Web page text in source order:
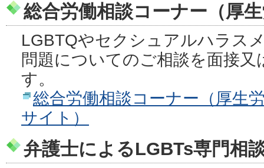
総合労働相談コーナー（厚
LGBTQやセクシュアルハラス
問題についてのご相談を面接
す。
総合労働相談コーナー（厚生
サイト）
弁護士によるLGBTs専門相